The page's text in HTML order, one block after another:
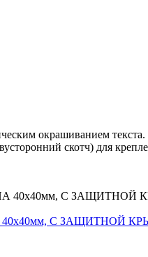
окрашиванием
скотч) для
С ЗАЩИТНОЙ